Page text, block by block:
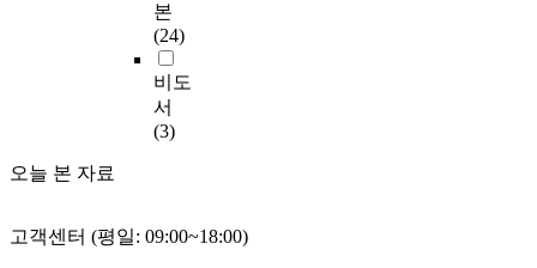
본
(24)
비도
서
(3)
오늘 본 자료
고객센터 (평일: 09:00~18:00)